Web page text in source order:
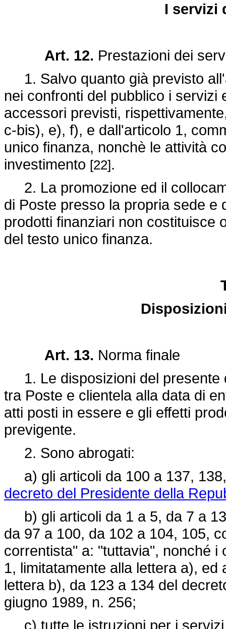
I servizi
Art. 12. Prestazioni dei
1. Salvo quanto già previsto
nei confronti del pubblico i
accessori previsti,
c-bis), e), f), e dall'articolo 1,
unico finanza, nonchè le attività
investimento [22].
2. La promozione ed il
di Poste presso la propria sede e
prodotti finanziari non costituisce
del testo unico finanza.
Art. 13. Norma finale
1. Le disposizioni del presente
tra Poste e clientela alla data di
atti posti in essere e gli effetti
previgente.
2. Sono abrogati:
a) gli articoli da 100 a 137,
decreto del Presidente della
b) gli articoli da 1 a 5, da 7 a
da 97 a 100, da 102 a 104, 105,
correntista" a: "tuttavia", nonché
1, limitatamente alla lettera a),
lettera b), da 123 a 134 del
giugno 1989, n. 256;
c) tutte le istruzioni per i servizi